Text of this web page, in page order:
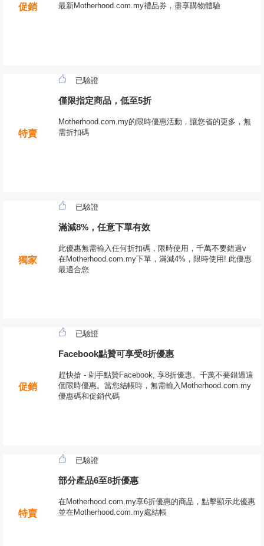
促銷
最新Motherhood.com.my禮品券，盡享購物體驗
特賣
已驗證
僅限指定商品，低至5折
Motherhood.com.my的限時優惠活動，讓您省的更多，無
需折扣碼
獨家
已驗證
滿減8%，任意下單有效
此優惠無需輸入任何折扣碼，限時使用，千萬不要錯過v
在Motherhood.com.my下單，滿減4%，限時使用! 此優惠
最適合您
促銷
已驗證
Facebook點贊可享受8折優惠
趕快搶 - 剁手點贊Facebook, 享8折優惠。千萬不要錯過這
個限時優惠。當您結帳時，無需輸入Motherhood.com.my
優惠碼和促銷代碼
特賣
已驗證
部分產品6至8折優惠
在Motherhood.com.my享6折優惠的商品，點擊顯示此優惠
並在Motherhood.com.my處結帳